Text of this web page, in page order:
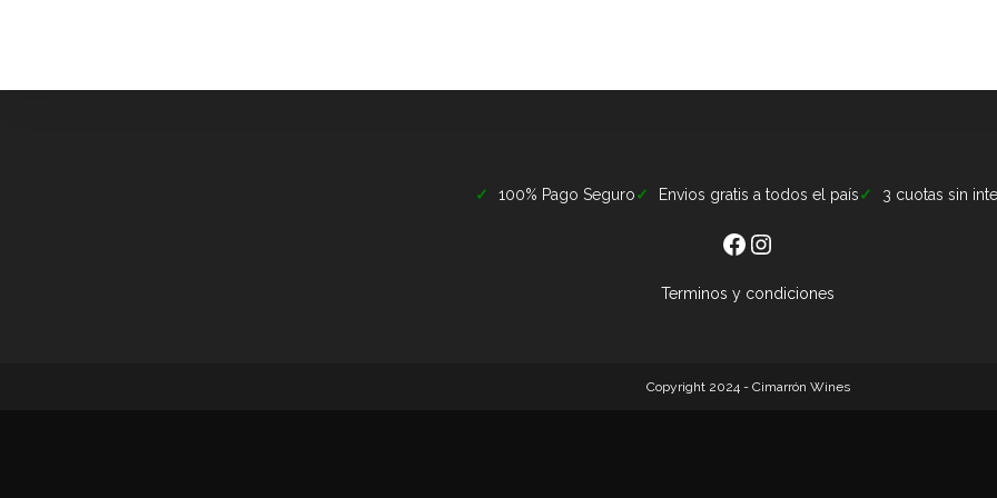
100% Pago Seguro Envios gratis a todos el país 3 cuotas sin
Terminos y condiciones
Copyright 2024 - Cimarrón Wines